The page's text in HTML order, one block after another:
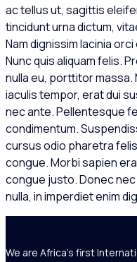
ac tellus ut, sagittis
tincidunt urna dictum,
Nam dignissim lacinia
Nunc quis aliquam felis.
nulla eu, porttitor
iaculis tempor, erat dui
nec ante. Pellentesque
condimentum.
cursus odio pharetra
congue. Morbi sapien
congue justo. Donec nec
nulla, in imperdiet enim
We are Africa's first